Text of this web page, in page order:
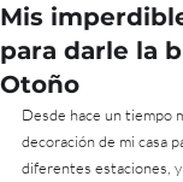
Mis
para darle la
Otoño
Desde hace un tiempo
decoración de mi casa
diferentes estaciones,